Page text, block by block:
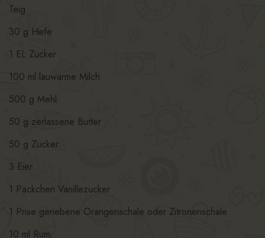
Teig
30 g Hefe
1 EL Zucker
100 ml lauwarme Milch
500 g Mehl
50 g zerlassene Butter
50 g Zucker
3 Eier
1 Päckchen Vanillezucker
1 Prise geriebene Orangenschale oder Zitronenschale
10 ml Rum